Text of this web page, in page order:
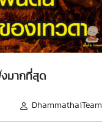
มากที่สุด
DhammathaiTeam